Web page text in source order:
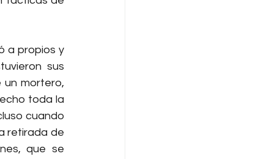
a propios y
sus
un mortero,
toda la
cuando
retirada de
que se